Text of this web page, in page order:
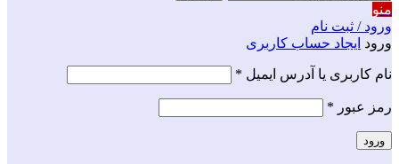
منو
ورود / ثبت نام
ورود ایجاد حساب کاربری
نام کاربری یا آدرس ایمیل *
رمز عبور *
ورود